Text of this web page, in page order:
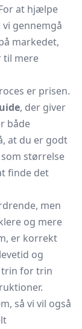
at hjælpe
gennemgå
markedet,
til mere
er prisen.
, der giver
både
at du er godt
størrelse
finde det
men
og mere
er korrekt
og
trin for trin
så vi vil også